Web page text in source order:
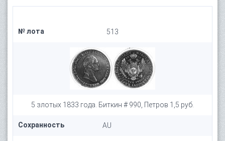
№ лота 513
5 злотых 1833 года. Биткин # 990, Петров 1,5 руб.
Сохранность AU